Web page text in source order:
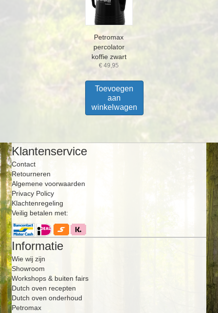
Petromax
percolator
koffie zwart
€ 49,95
Toevoegen
aan
winkelwagen
Klantenservice
Contact
Retourneren
Algemene voorwaarden
Privacy Policy
Klachtenregeling
Veilig betalen met:
Informatie
Wie wij zijn
Showroom
Workshops & buiten fairs
Dutch oven recepten
Dutch oven onderhoud
Petromax